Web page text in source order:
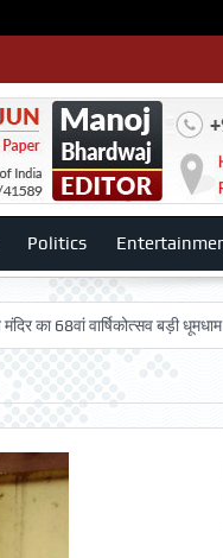
Politics
वार्षिकोत्सव बड़ी धूमधाम से मनाया